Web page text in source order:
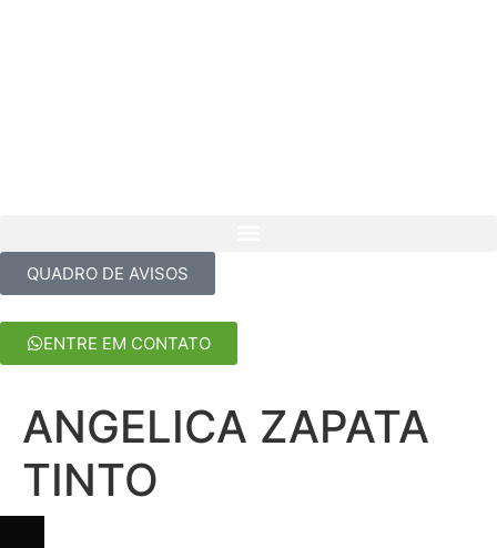
QUADRO DE AVISOS
ENTRE EM CONTATO
ANGELICA ZAPATA
TINTO